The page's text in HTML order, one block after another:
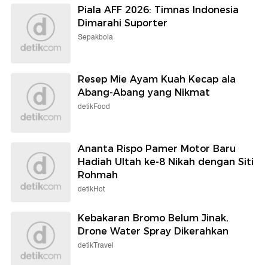
Piala AFF 2026: Timnas Indonesia
Dimarahi Suporter
Sepakbola
Resep Mie Ayam Kuah Kecap ala
Abang-Abang yang Nikmat
detikFood
Ananta Rispo Pamer Motor Baru
Hadiah Ultah ke-8 Nikah dengan Siti
Rohmah
detikHot
Kebakaran Bromo Belum Jinak,
Drone Water Spray Dikerahkan
detikTravel